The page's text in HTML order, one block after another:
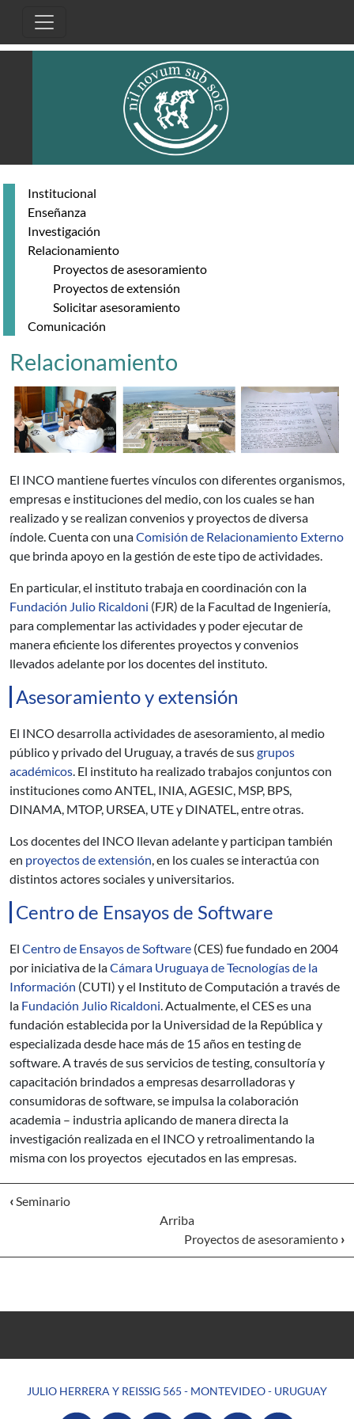
Institucional
Enseñanza
Investigación
Relacionamiento
Proyectos de asesoramiento
Proyectos de extensión
Solicitar asesoramiento
Comunicación
Relacionamiento
El INCO mantiene fuertes vínculos con diferentes organismos,
empresas e instituciones del medio, con los cuales se han
realizado y se realizan convenios y proyectos de diversa
índole. Cuenta con unaComisión de Relacionamiento Externo
que brinda apoyo en la gestión de este tipo de actividades.
En particular, el instituto trabaja en coordinación con la
Fundación Julio Ricaldoni (FJR) de la Facultad de Ingeniería,
para complementar las actividades y poder ejecutar de
manera eficiente los diferentes proyectos y convenios
llevados adelante por los docentes del instituto.
Asesoramiento y extensión
El INCO desarrolla actividades de asesoramiento, al medio
público y privado del Uruguay, a través de susgrupos
académicos . El instituto ha realizado trabajos conjuntos con
instituciones como ANTEL, INIA, AGESIC, MSP, BPS,
DINAMA, MTOP, URSEA, UTE y DINATEL, entre otras.
Los docentes del INCO llevan adelante y participan también
en proyectos de extensión , en los cuales se interactúa con
distintos actores sociales y universitarios.
Centro de Ensayos de Software
El Centro de Ensayos de Software (CES) fue fundado en 2004
por iniciativa de laCámara Uruguaya de Tecnologías de la
Información (CUTI) y el Instituto de Computación a través de
la Fundación Julio Ricaldoni . Actualmente, el CES es una
fundación establecida por la Universidad de la República y
especializada desde hace más de 15 años en testing de
software. A través de sus servicios de testing, consultoría y
capacitación brindados a empresas desarrolladoras y
consumidoras de software, se impulsa la colaboración
academia – industria aplicando de manera directa la
investigación realizada en el INCO y retroalimentando la
misma con los proyectos ejecutados en las empresas.
‹ Seminario
Arriba
Proyectos de asesoramiento ›
JULIO HERRERA Y REISSIG 565 - MONTEVIDEO - URUGUAY